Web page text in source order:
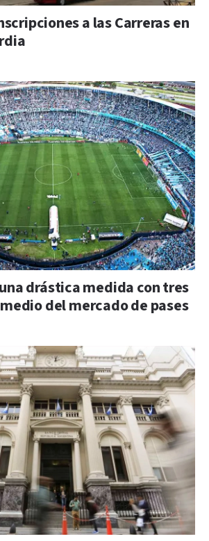
a las Carreras en
drástica medida con tres
del mercado de pases